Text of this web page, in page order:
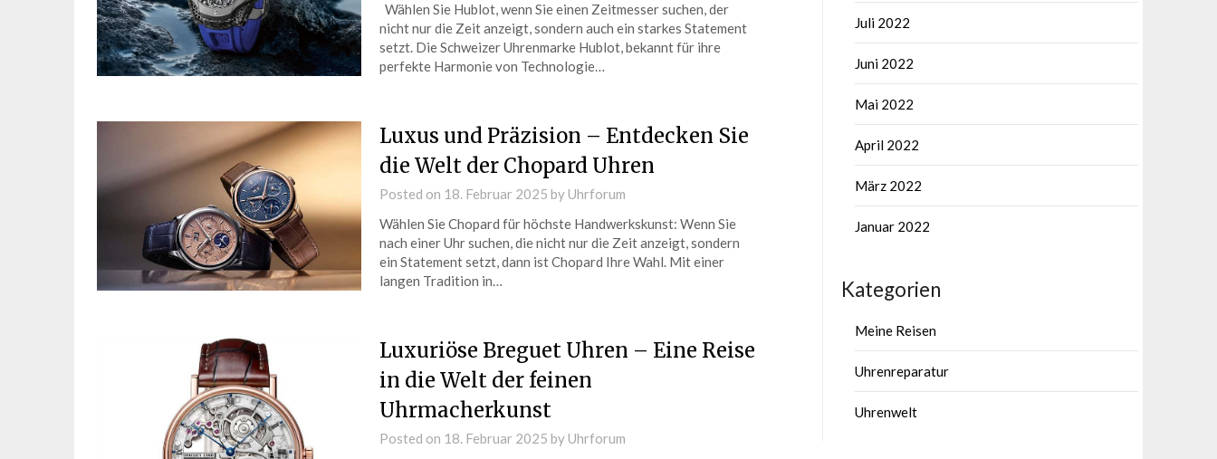
Wählen Sie Hublot, wenn Sie einen Zeitmesser suchen, der
nicht nur die Zeit anzeigt, sondern auch ein starkes Statement
setzt. Die Schweizer Uhrenmarke Hublot, bekannt für ihre
perfekte Harmonie von Technologie…
Luxus und Präzision – Entdecken Sie
die Welt der Chopard Uhren
Posted on 18. Februar 2025 byUhrforum
Wählen Sie Chopard für höchste Handwerkskunst: Wenn Sie
nach einer Uhr suchen, die nicht nur die Zeit anzeigt, sondern
ein Statement setzt, dann ist Chopard Ihre Wahl. Mit einer
langen Tradition in…
Luxuriöse Breguet Uhren – Eine Reise
in die Welt der feinen
Uhrmacherkunst
Posted on 18. Februar 2025 byUhrforum
Juli 2022
Juni 2022
Mai 2022
April 2022
März 2022
Januar 2022
Kategorien
Meine Reisen
Uhrenreparatur
Uhrenwelt